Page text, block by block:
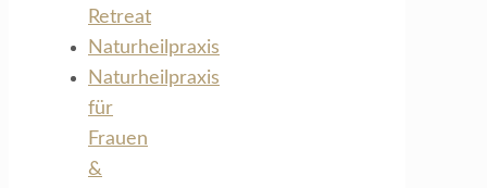
Retreat
Naturheilpraxis
Naturheilpraxis
für
Frauen
&